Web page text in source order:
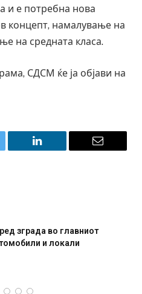
и е потребна нова
концепт, намалување на
на средната класа.
СДСМ ќе ја објави на
LinkedIn Email
зграда во главниот
и локали